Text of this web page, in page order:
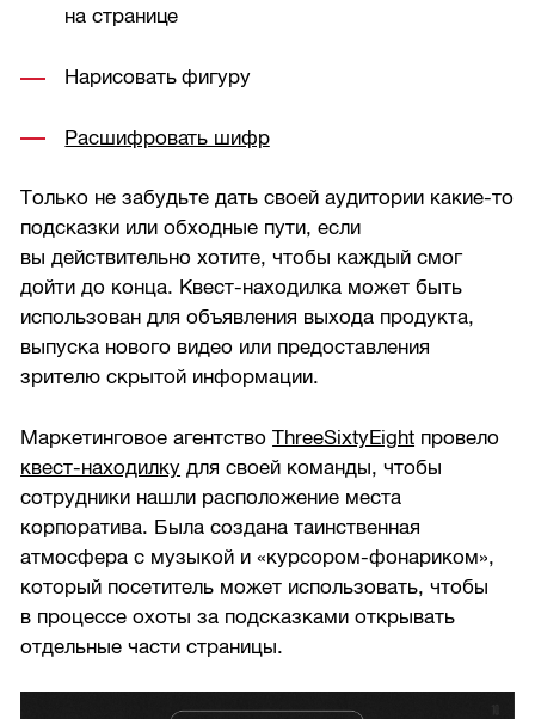
на странице
Нарисовать фигуру
Расшифровать шифр
Только не забудьте дать своей аудитории какие-то
подсказки или обходные пути, если
вы действительно хотите, чтобы каждый смог
дойти до конца. Квест-находилка может быть
использован для объявления выхода продукта,
выпуска нового видео или предоставления
зрителю скрытой информации.
Маркетинговое агентствоThreeSixtyEight провело
квест-находилку для своей команды, чтобы
сотрудники нашли расположение места
корпоратива. Была создана таинственная
атмосфера с музыкой и «курсором-фонариком»,
который посетитель может использовать, чтобы
в процессе охоты за подсказками открывать
отдельные части страницы.